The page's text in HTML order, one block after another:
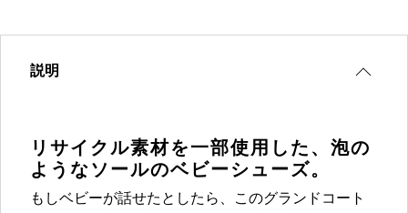
説明
リサイクル素材を一部使用した、泡の
ようなソールのベビーシューズ。
もしベビーが話せたとしたら、このグランドコート